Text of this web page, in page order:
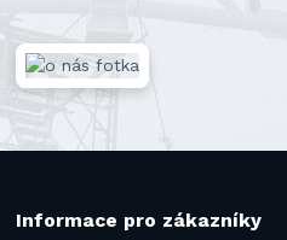
Informace pro zákazníky